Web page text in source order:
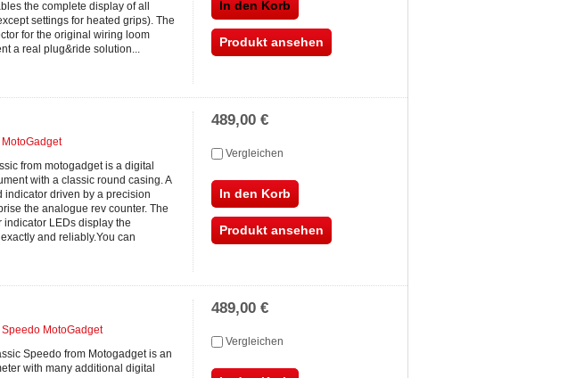
the complete display of all
settings for heated grips). The
for the original wiring loom
a real plug&ride solution...
In den Korb
Produkt ansehen
from motogadget is a digital
with a classic round casing. A
indicator driven by a precision
the analogue rev counter. The
indicator LEDs display the
and reliably.You can
489,00 €
Vergleichen
In den Korb
Produkt ansehen
MotoGadget
Speedo from Motogadget is an
with many additional digital
489,00 €
Vergleichen